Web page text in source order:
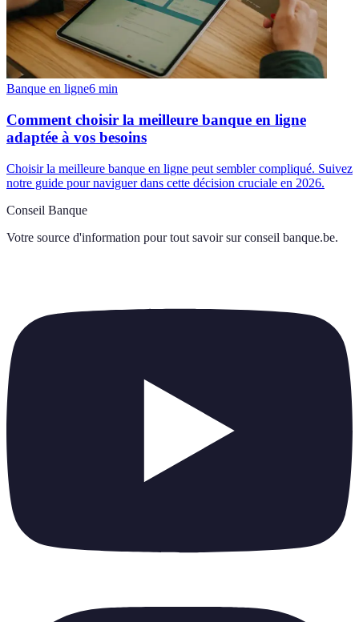
Banque en ligne6 min
Comment choisir la meilleure banque en ligne
adaptée à vos besoins
Choisir la meilleure banque en ligne peut sembler compliqué. Suivez
notre guide pour naviguer dans cette décision cruciale en 2026.
Conseil Banque
Votre source d'information pour tout savoir sur conseil banque.be.